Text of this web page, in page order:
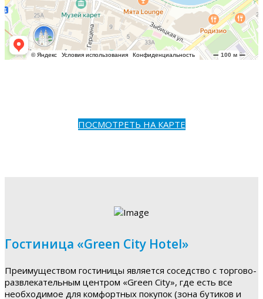
ПОСМОТРЕТЬ НА КАРТЕ
Гостиница «Green City Hotel»
Преимуществом гостиницы является соседство с торгово-
развлекательным центром «Green City», где есть все
необходимое для комфортных покупок (зона бутиков и